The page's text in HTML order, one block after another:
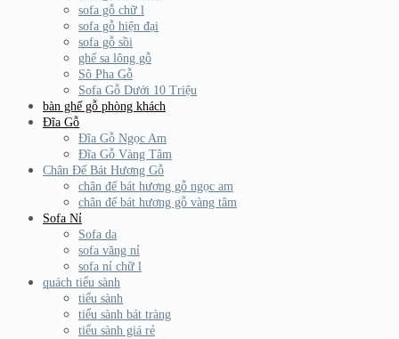
sofa gỗ chữ l
sofa gỗ hiện đại
sofa gỗ sồi
ghế sa lông gỗ
Sô Pha Gỗ
Sofa Gỗ Dưới 10 Triệu
bàn ghế gỗ phòng khách
Đĩa Gỗ
Đĩa Gỗ Ngọc Am
Đĩa Gỗ Vàng Tâm
Chân Đế Bát Hương Gỗ
chân đế bát hương gỗ ngọc am
chân đế bát hương gỗ vàng tâm
Sofa Nỉ
Sofa da
sofa văng nỉ
sofa nỉ chữ l
quách tiểu sành
tiểu sành
tiểu sành bát tràng
tiểu sành giá rẻ